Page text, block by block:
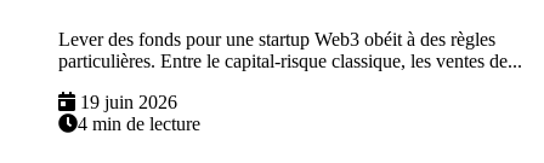
Lever des fonds pour une startup Web3 obéit à des règles
particulières. Entre le capital-risque classique, les ventes de...
19 juin 2026
4 min de lecture